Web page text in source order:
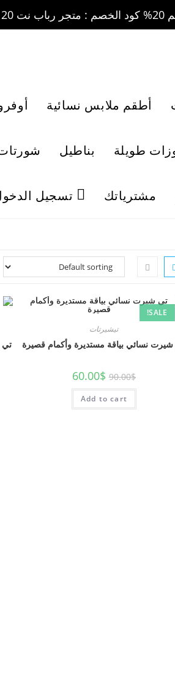
أطقم ملابس نسائية
طويلة بناطيل
مشترياتك تسجيل
SALE!
تيشيرتات
نسائي بياقة مستديرة وأكمام قصيرة
90.00$
60.00$
Add to cart
تي